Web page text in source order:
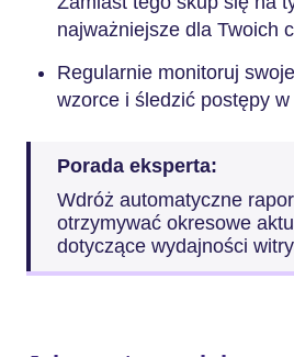
najważniejsze dla Twoich
Regularnie monitoruj
wzorce i śledzić postępy
Porada eksperta:
Wdróż automatyczne
otrzymywać okresowe
dotyczące wydajności